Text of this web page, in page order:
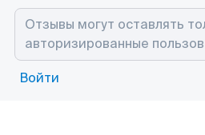
Войти